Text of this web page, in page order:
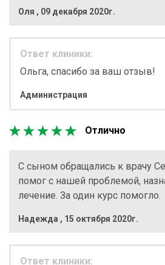
Оля , 09 декабря 2020г.
Ответ клиники:
Ольга, спасибо за ваш отзыв!
Администрация
Отлично
С сыном обращались к врачу
помог с нашей проблемой,
лечение. За один курс помогло.
Надежда , 15 октября 2020г.
Ответ клиники: